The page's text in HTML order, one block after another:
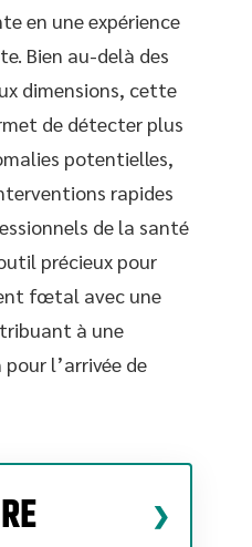
en une expérience
Bien au-delà des
dimensions, cette
de détecter plus
potentielles,
rapides
de la santé
précieux pour
fœtal avec une
à une
l’arrivée de